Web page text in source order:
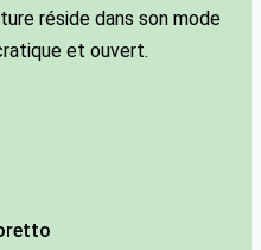
réside dans son mode
et ouvert.